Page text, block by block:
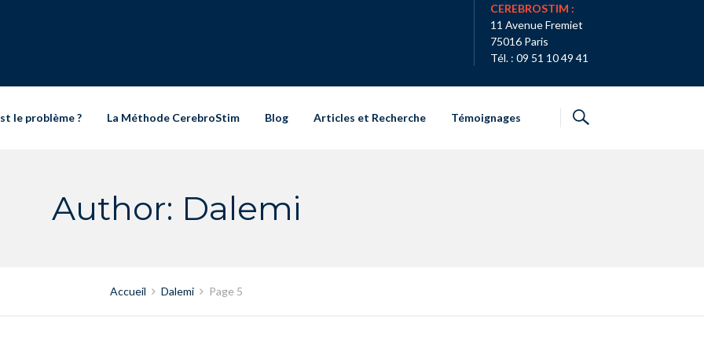
CEREBROSTIM :
11 Avenue Fremiet
75016 Paris
Tél. : 09 51 10 49 41
le problème ? La Méthode CerebroStim Blog Articles et Recherche Témoignages
Author: Dalemi
Accueil Dalemi Page 5